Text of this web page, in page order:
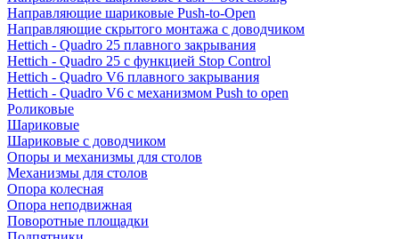
Направляющие шариковые Push-to-Open
Направляющие скрытого монтажа с доводчиком
Hettich - Quadro 25 плавного закрывания
Hettich - Quadro 25 с функцией Stop Control
Hettich - Quadro V6 плавного закрывания
Hettich - Quadro V6 с механизмом Push to open
Роликовые
Шариковые
Шариковые с доводчиком
Опоры и механизмы для столов
Механизмы для столов
Опора колесная
Опора неподвижная
Поворотные площадки